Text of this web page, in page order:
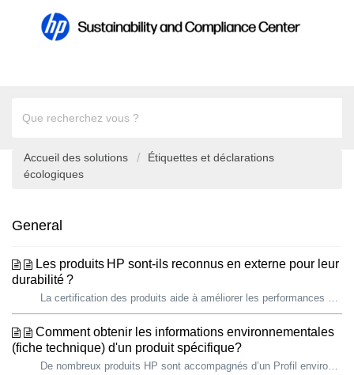
Accueil des solutions
Étiquettes et déclarations
écologiques
General
Les produits HP sont-ils reconnus en externe pour leur
durabilité ?
La certification des produits aide à améliorer les performances dans l’ensemble du secteur. Grâce aux certifications, les clients ont accès à des informati...
Comment obtenir les informations environnementales
(fiche technique) d'un produit spécifique?
De nombreux produits HP sont accompagnés d’un Profil environnemental, qui fournit des informations spécifiques à leur impact environnemental. Les document...